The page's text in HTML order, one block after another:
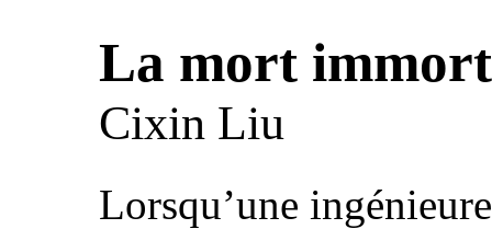
La mort
Cixin Liu
Lorsqu’une